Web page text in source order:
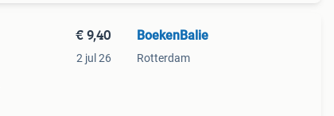
€ 9,40
2 jul 26
BoekenBalie
Rotterdam